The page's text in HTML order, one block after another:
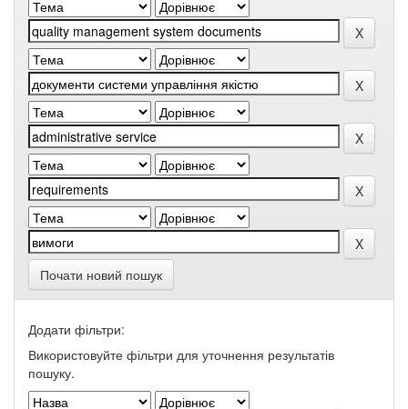
Почати новий пошук
Додати фільтри:
Використовуйте фільтри для уточнення результатів
пошуку.